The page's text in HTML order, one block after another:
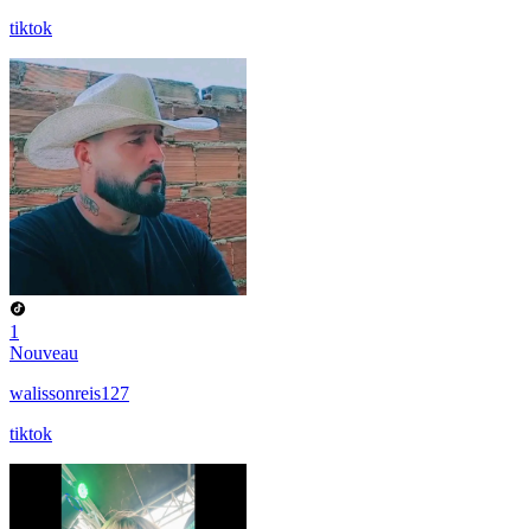
tiktok
1
Nouveau
walissonreis127
tiktok